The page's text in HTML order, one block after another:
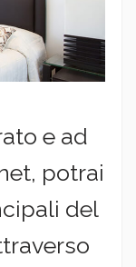
e ad
potrai
del